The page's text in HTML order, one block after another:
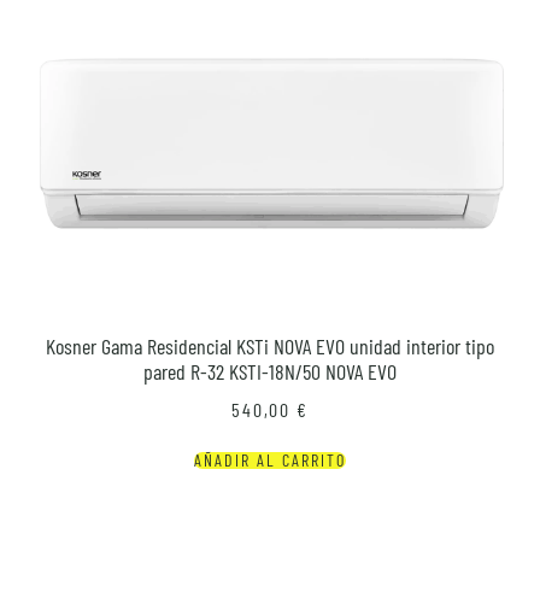
Kosner Gama Residencial KSTi NOVA EVO unidad interior tipo
pared R-32 KSTI-18N/50 NOVA EVO
540,00 €
AÑADIR AL CARRITO